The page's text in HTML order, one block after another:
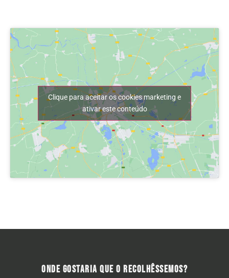
Clique para aceitar os cookies marketing e
ativar este conteúdo
Onde gostaria que o recolhêssemos?